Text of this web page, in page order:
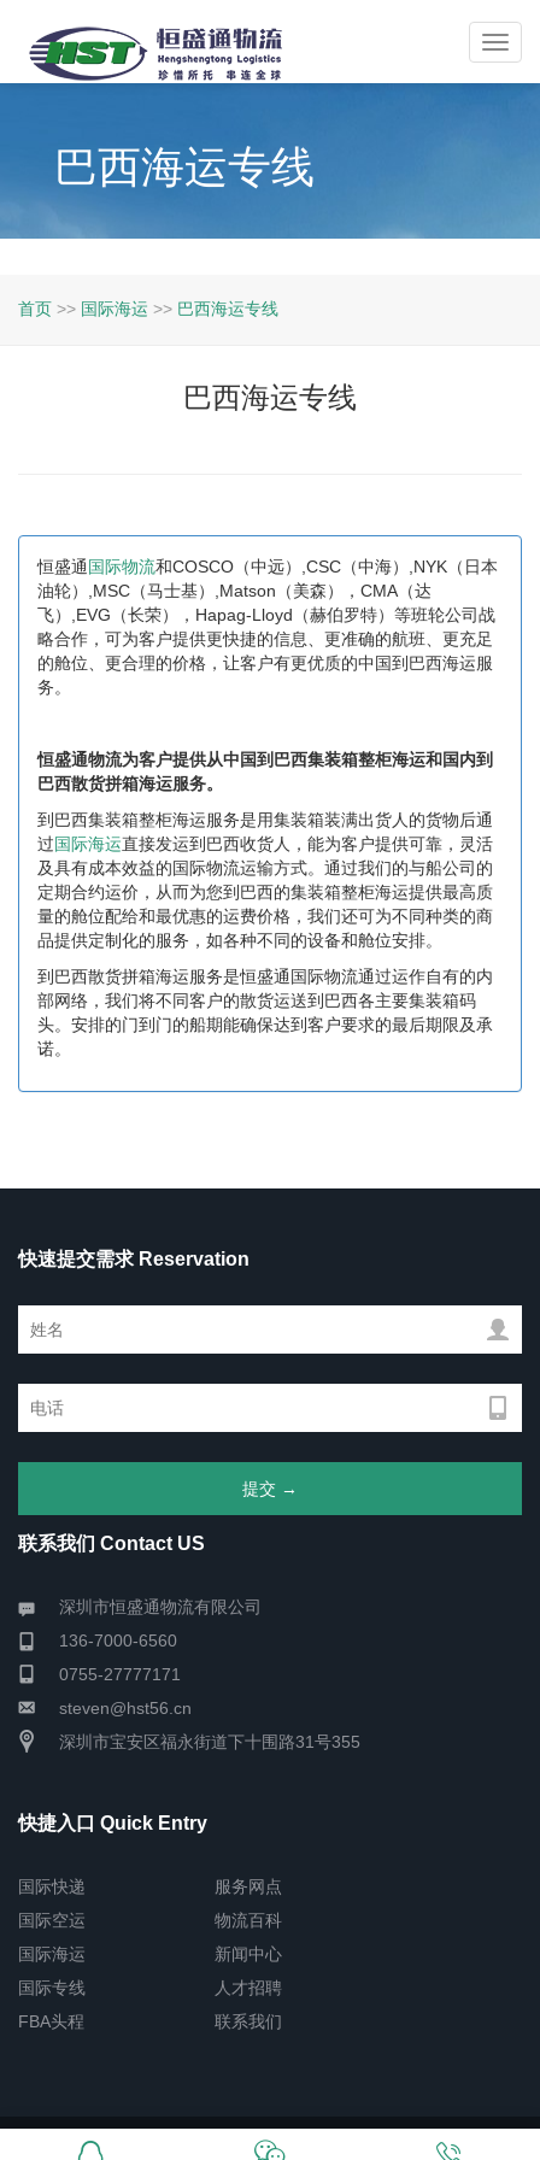
巴西海运专线
首页 >> 国际海运 >> 巴西海运专线
巴西海运专线
恒盛通 国际物流和COSCO（中远）,CSC（中海）,NYK（日本
油轮）,MSC（马士基）,Matson（美森），CMA（达
飞）,EVG（长荣），Hapag-Lloyd（赫伯罗特）等班轮公司战
略合作，可为客户提供更快捷的信息、更准确的航班、更充足
的舱位、更合理的价格，让客户有更优质的中国到巴西海运服
务。
恒盛通物流为客户提供从中国到巴西集装箱整柜海运和国内到
巴西散货拼箱海运服务。
到巴西集装箱整柜海运服务是用集装箱装满出货人的货物后通
过国际海运直接发运到巴西收货人，能为客户提供可靠，灵活
及具有成本效益的国际物流运输方式。通过我们的与船公司的
定期合约运价，从而为您到巴西的集装箱整柜海运提供最高质
量的舱位配给和最优惠的运费价格，我们还可为不同种类的商
品提供定制化的服务，如各种不同的设备和舱位安排。
到巴西散货拼箱海运服务是恒盛通国际物流通过运作自有的内
部网络，我们将不同客户的散货运送到巴西各主要集装箱码
头。安排的门到门的船期能确保达到客户要求的最后期限及承
诺。
快速提交需求 Reservation
联系我们 Contact US
深圳市恒盛通物流有限公司
136-7000-6560
0755-27777171
steven@hst56.cn
深圳市宝安区福永街道下十围路31号355
快捷入口 Quick Entry
国际快递
国际空运
国际海运
国际专线
FBA头程
服务网点
物流百科
新闻中心
人才招聘
联系我们
Copyright © 2026 深圳市恒盛通物流有限公司 网站地图 粤ICP备